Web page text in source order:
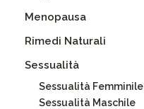
Menopausa
Rimedi Naturali
Sessualità
Sessualità Femminile
Sessualità Maschile